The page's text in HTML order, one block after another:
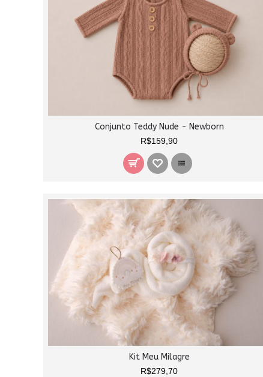
Conjunto Teddy Nude - Newborn
R$159,90
Kit Meu Milagre
R$279,70